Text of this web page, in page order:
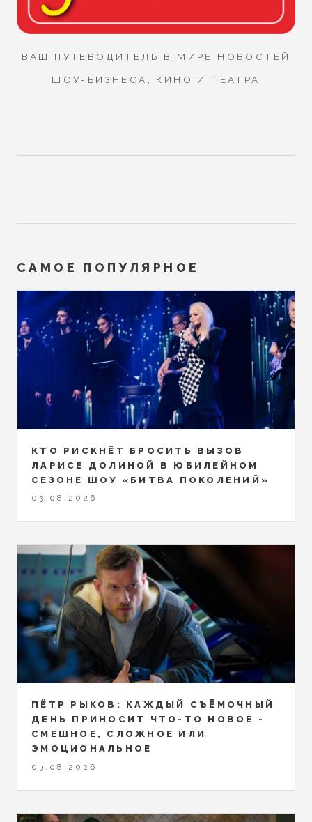
ВАШ ПУТЕВОДИТЕЛЬ В МИРЕ НОВОСТЕЙ
ШОУ-БИЗНЕСА, КИНО И ТЕАТРА
САМОЕ ПОПУЛЯРНОЕ
КТО РИСКНЁТ БРОСИТЬ ВЫЗОВ
ЛАРИСЕ ДОЛИНОЙ В ЮБИЛЕЙНОМ
СЕЗОНЕ ШОУ «БИТВА ПОКОЛЕНИЙ»
03.08.2026
ПЁТР РЫКОВ: КАЖДЫЙ СЪЁМОЧНЫЙ
ДЕНЬ ПРИНОСИТ ЧТО-ТО НОВОЕ -
СМЕШНОЕ, СЛОЖНОЕ ИЛИ
ЭМОЦИОНАЛЬНОЕ
03.08.2026